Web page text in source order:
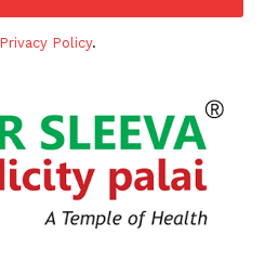
Privacy Policy.